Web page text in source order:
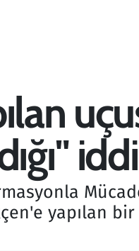
yapılan bir